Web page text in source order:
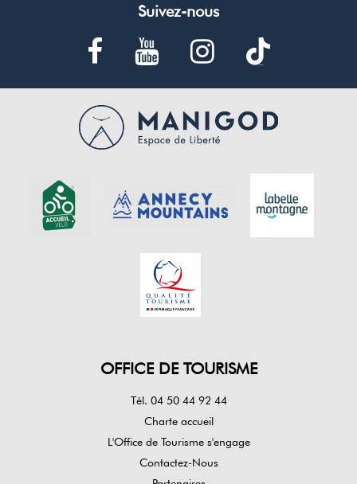
Suivez-nous
OFFICE DE TOURISME
Tél. 04 50 44 92 44
Charte accueil
L'Office de Tourisme s'engage
Contactez-Nous